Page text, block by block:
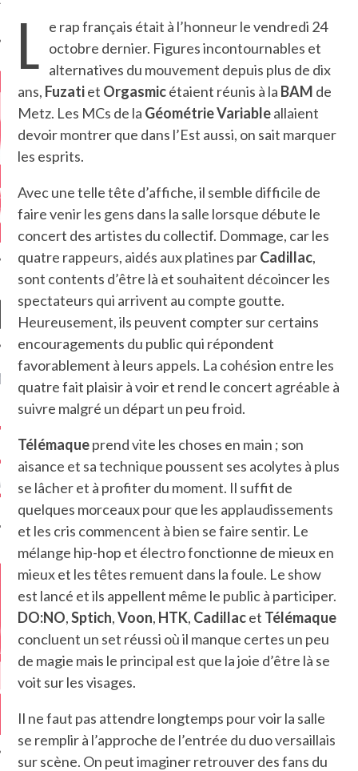
CRITIQUES
7.6
DUDE’S REV...
5.4
CLAN – A BE...
6.8
– HEL...
L e rap français était à l’honneur le vendredi 24
octobre dernier. Figures incontournables et
alternatives du mouvement depuis plus de dix
ans, Fuzatiet Orgasmicétaient réunis à la BAM de
Metz. Les MCs de la Géométrie Variableallaient
devoir montrer que dans l’Est aussi, on sait marquer
les esprits.
Avec une telle tête d’affiche, il semble difficile de
faire venir les gens dans la salle lorsque débute le
concert des artistes du collectif. Dommage, car les
quatre rappeurs, aidés aux platines parCadillac,
sont contents d’être là et souhaitent décoincer les
spectateurs qui arrivent au compte goutte.
Heureusement, ils peuvent compter sur certains
encouragements du public qui répondent
favorablement à leurs appels. La cohésion entre les
quatre fait plaisir à voir et rend le concert agréable à
suivre malgré un départ un peu froid.
Télémaqueprend vite les choses en main ; son
aisance et sa technique poussent ses acolytes à plus
se lâcher et à profiter du moment. Il suffit de
quelques morceaux pour que les applaudissements
et les cris commencent à bien se faire sentir. Le
mélange hip-hop et électro fonctionne de mieux en
mieux et les têtes remuent dans la foule. Le show
est lancé et ils appellent même le public à participer.
DO:NO,Sptich,Voon, HTK, Cadillacet Télémaque
concluent un set réussi où il manque certes un peu
de magie mais le principal est que la joie d’être là se
voit sur les visages.
Il ne faut pas attendre longtemps pour voir la salle
se remplir à l’approche de l’entrée du duo versaillais
sur scène. On peut imaginer retrouver des fans du